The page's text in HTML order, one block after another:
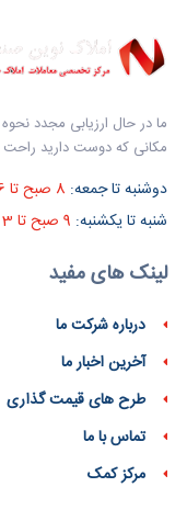
ما در حال ارزیابی مجدد
مکانی که دوست دارید راحت
دوشنبه تا جمعه:
شنبه تا یکشنبه:
لینک های مفید
درباره شرکت ما
آخرین اخبار ما
طرح های قیمت گذاری
تماس با ما
مرکز کمک